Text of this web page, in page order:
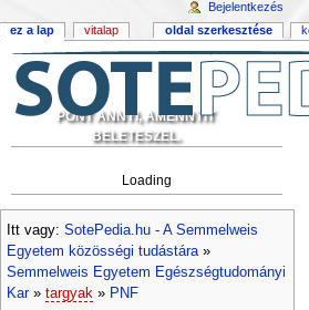
PONT ANNYI, AMENNYIT
BELETESZEL.
Loading
Itt vagy: SotePedia.hu - A Semmelweis
Egyetem közösségi tudástára»
Semmelweis Egyetem Egészségtudományi
Kar» targyak» PNF
ez a lap vitalap oldal szerkesztése
Bejelentkezés